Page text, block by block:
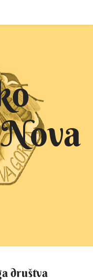
društva